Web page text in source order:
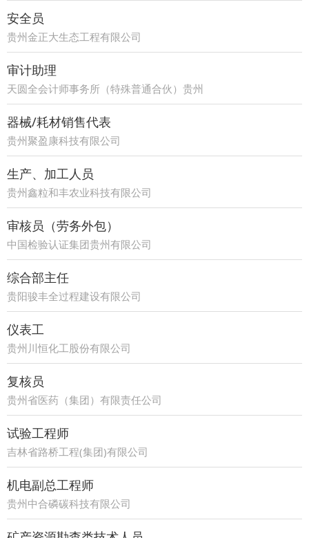
安全员
贵州金正大生态工程有限公司
审计助理
天圆全会计师事务所（特殊普通合伙）贵州
分所
器械/耗材销售代表
贵州聚盈康科技有限公司
生产、加工人员
贵州鑫粒和丰农业科技有限公司
审核员（劳务外包）
中国检验认证集团贵州有限公司
综合部主任
贵阳骏丰全过程建设有限公司
仪表工
贵州川恒化工股份有限公司
复核员
贵州省医药（集团）有限责任公司
试验工程师
吉林省路桥工程(集团)有限公司
机电副总工程师
贵州中合磷碳科技有限公司